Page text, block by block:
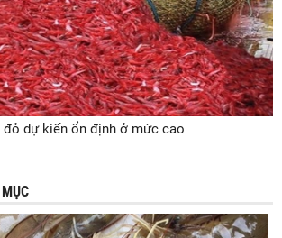
dự kiến ổn định ở mức cao